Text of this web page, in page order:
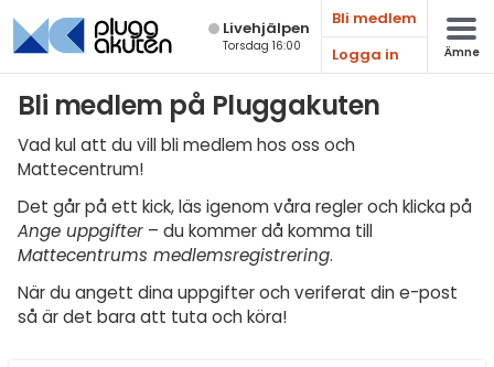
Live­hjälpen
Torsdag 16:00
Bli medlem
Logga in
Ämne
Bli medlem på Pluggakuten
Vad kul att du vill bli medlem hos oss och
Mattecentrum!
Det går på ett kick, läs igenom våra regler och klicka på
Ange uppgifter – du kommer då komma till
Mattecentrums medlemsregistrering.
När du angett dina uppgifter och veriferat din e-post
så är det bara att tuta och köra!
Matematik
Fysik
Biologi
Teknik & Bygg
Programmering